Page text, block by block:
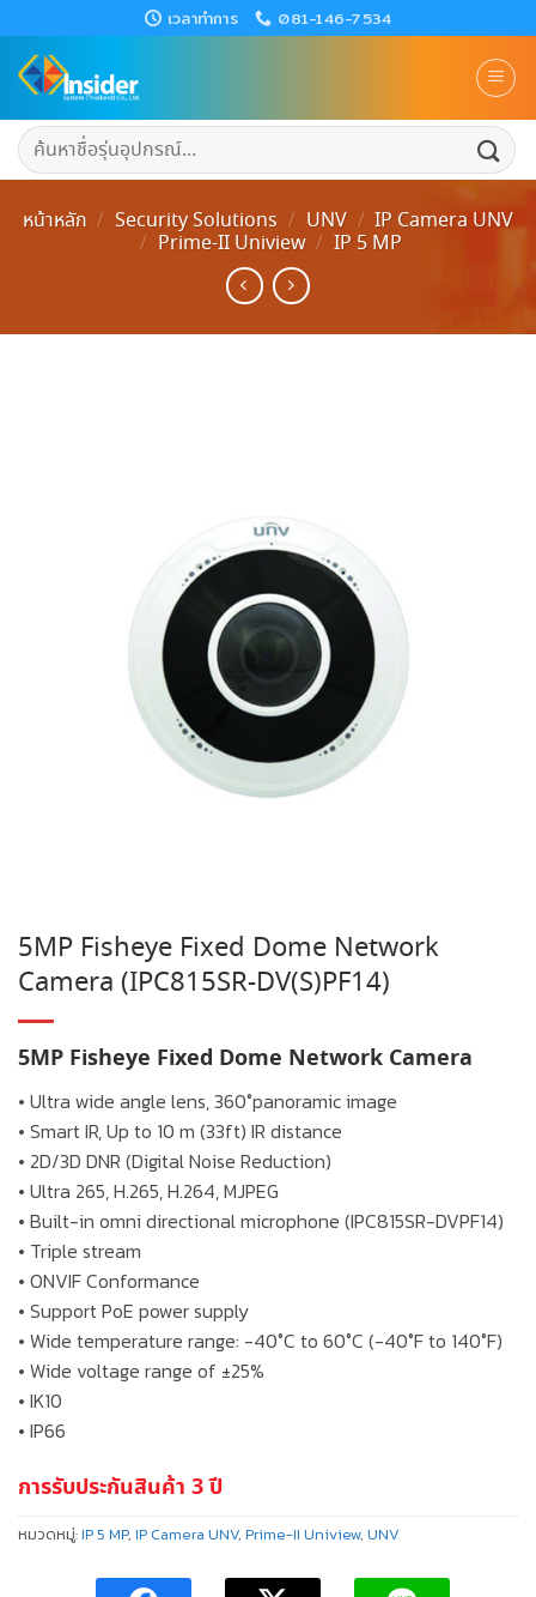
to
content
เวลาทำการ 081-146-7534
ค้นหา:
หน้าหลัก / Security Solutions / UNV / IP Camera UNV
/ Prime-II Uniview / IP 5 MP
5MP Fisheye Fixed Dome Network
Camera (IPC815SR-DV(S)PF14)
5MP Fisheye Fixed Dome Network Camera
• Ultra wide angle lens, 360°panoramic image
• Smart IR, Up to 10 m (33ft) IR distance
• 2D/3D DNR (Digital Noise Reduction)
• Ultra 265, H.265, H.264, MJPEG
• Built-in omni directional microphone (IPC815SR-DVPF14)
• Triple stream
• ONVIF Conformance
• Support PoE power supply
• Wide temperature range: -40°C to 60°C (-40°F to 140°F)
• Wide voltage range of ±25%
• IK10
• IP66
การรับประกันสินค้า 3 ปี
หมวดหมู่:IP 5 MP, IP Camera UNV, Prime-II Uniview, UNV